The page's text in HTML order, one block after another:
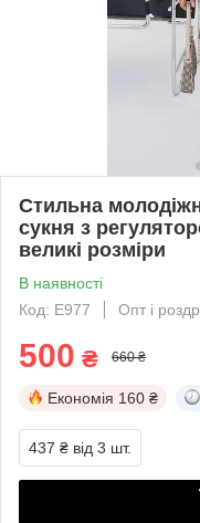
Стильна
сукня з
великі розміри
В наявності
Код: Е977
Опт і
500 ₴ 660 ₴
Економія 160 ₴
437 ₴ від 3 шт.